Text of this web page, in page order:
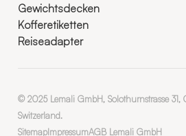
Gewichtsdecken
Kofferetiketten
Reiseadapter
© 2025 Lemali GmbH, Solothurnstrasse 31,
Switzerland.
SitemapImpressumAGB Lemali GmbH